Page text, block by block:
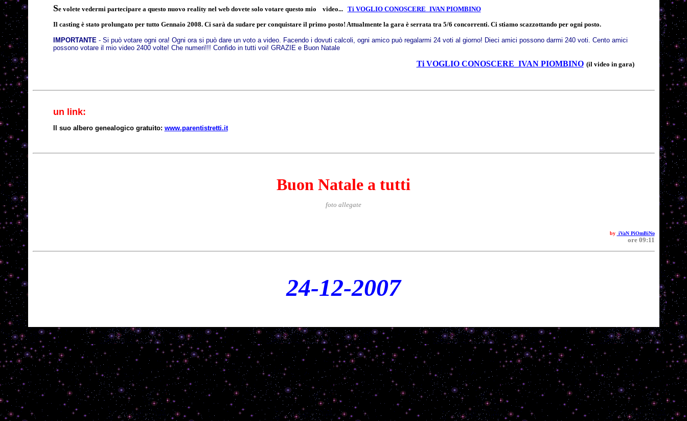
Se volete vedermi partecipare a questo nuovo reality nel web dovete solo votare questo mio video... Ti VOGLIO CONOSCERE_IVAN PIOMBINO
Il casting è stato prolungato per tutto Gennaio 2008. Ci sarà da sudare per conquistare il primo posto! Attualmente la gara è serrata tra 5/6 concorrenti. Ci stiamo scazzottando per ogni posto.
IMPORTANTE- Si può votare ogni ora! Ogni ora si può dare un voto a video. Facendo i dovuti calcoli, ogni amico può regalarmi 24 voti al giorno! Dieci amici possono darmi 240 voti. Cento amici
possono votare il mio video 2400 volte! Che numeri!!! Confido in tutti voi! GRAZIE e Buon Natale
Ti VOGLIO CONOSCERE_IVAN PIOMBINO (il video in gara)
un link:
Il suo albero genealogico gratuito: www.parentistretti.it
Buon Natale a tutti
foto allegate
by iVaN PiOmBiNo
ore 09:11
24-12-2007